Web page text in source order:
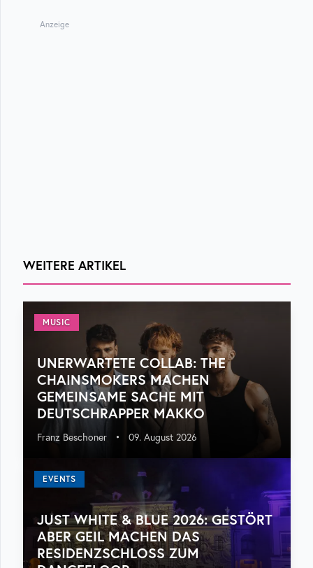
Anzeige
WEITERE ARTIKEL
MUSIC
UNERWARTETE COLLAB: THE
CHAINSMOKERS MACHEN
GEMEINSAME SACHE MIT
DEUTSCHRAPPER MAKKO
Franz Beschoner • 09. August 2026
EVENTS
JUST WHITE & BLUE 2026: GESTÖRT
ABER GEIL MACHEN DAS
RESIDENZSCHLOSS ZUM